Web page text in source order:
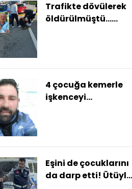
Trafikte dövülerek
öldürülmüştü...
4 çocuğa kemerle
işkenceyi
Eşini de çocuklarını
da darp etti! Ütüyle